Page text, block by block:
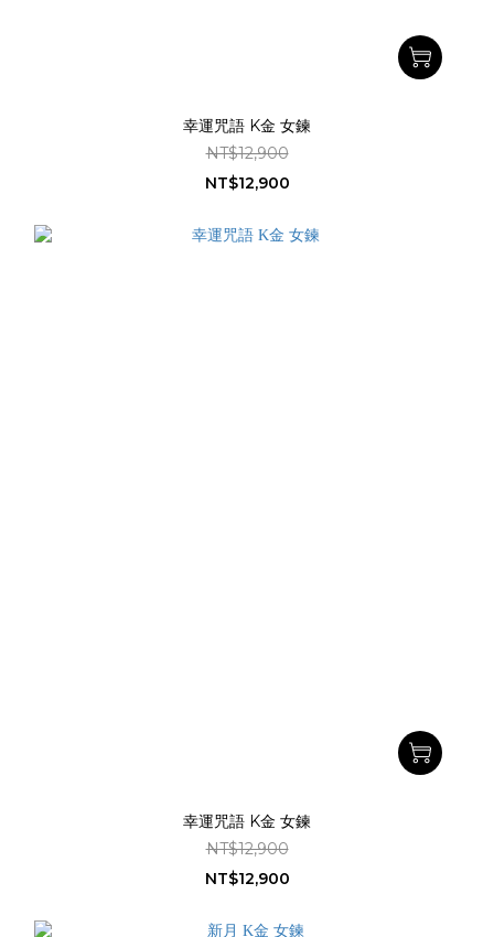
幸運咒語 K金 女鍊
NT$12,900
NT$12,900
幸運咒語 K金 女鍊
NT$12,900
NT$12,900